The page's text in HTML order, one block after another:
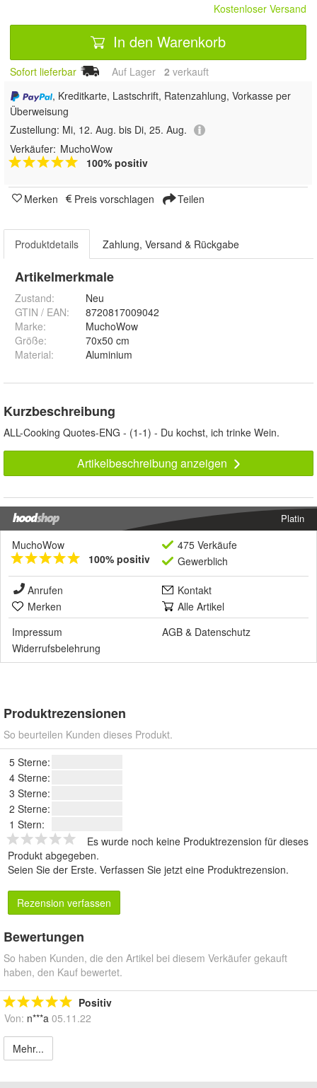
Kostenloser Versand
In den Warenkorb
Sofort lieferbar Auf Lager 2 verkauft
, Kreditkarte, Lastschrift, Ratenzahlung, Vorkasse per
Überweisung
Zustellung: Mi, 12. Aug. bis Di, 25. Aug.
Verkäufer: MuchoWow
100% positiv
Merken Preis vorschlagen Teilen
Produktdetails Zahlung, Versand & Rückgabe
Artikelmerkmale
Zustand:
Neu
GTIN / EAN:
8720817009042
Marke:
MuchoWow
Größe:
70x50 cm
Material: Aluminium
Kurzbeschreibung
ALL-Cooking Quotes-ENG - (1-1) - Du kochst, ich trinke Wein.
Artikelbeschreibung anzeigen
Platin
MuchoWow
100% positiv
475 Verkäufe
Gewerblich
Anrufen
Kontakt
Merken
Alle Artikel
Impressum
AGB & Datenschutz
Widerrufsbelehrung
Produktrezensionen
So beurteilen Kunden dieses Produkt.
5 Sterne:
4 Sterne:
3 Sterne:
2 Sterne:
1 Stern:
Es wurde noch keine Produktrezension für dieses
Produkt abgegeben.
Seien Sie der Erste. Verfassen Sie jetzt eine Produktrezension.
Rezension verfassen
Bewertungen
So haben Kunden, die den Artikel bei diesem Verkäufer gekauft
haben, den Kauf bewertet.
Positiv
Von: n***a 05.11.22
Mehr...